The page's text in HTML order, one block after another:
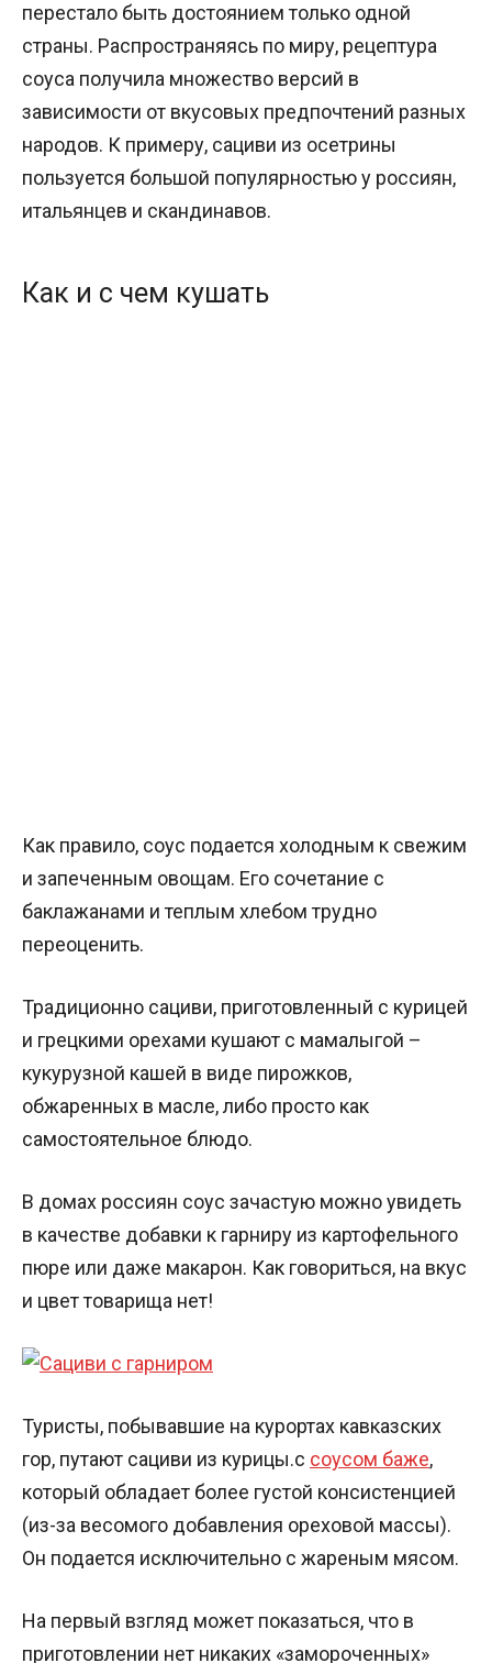
перестало быть достоянием только одной
страны. Распространяясь по миру, рецептура
соуса получила множество версий в
зависимости от вкусовых предпочтений разных
народов. К примеру, сациви из осетрины
пользуется большой популярностью у россиян,
итальянцев и скандинавов.
Как и с чем кушать
Как правило, соус подается холодным к свежим
и запеченным овощам. Его сочетание с
баклажанами и теплым хлебом трудно
переоценить.
Традиционно сациви, приготовленный с курицей
и грецкими орехами кушают с мамалыгой –
кукурузной кашей в виде пирожков,
обжаренных в масле, либо просто как
самостоятельное блюдо.
В домах россиян соус зачастую можно увидеть
в качестве добавки к гарниру из картофельного
пюре или даже макарон. Как говориться, на вкус
и цвет товарища нет!
Туристы, побывавшие на курортах кавказских
гор, путают сациви из курицы.с соусом баже,
который обладает более густой консистенцией
(из-за весомого добавления ореховой массы).
Он подается исключительно с жареным мясом.
На первый взгляд может показаться, что в
приготовлении нет никаких «замороченных»